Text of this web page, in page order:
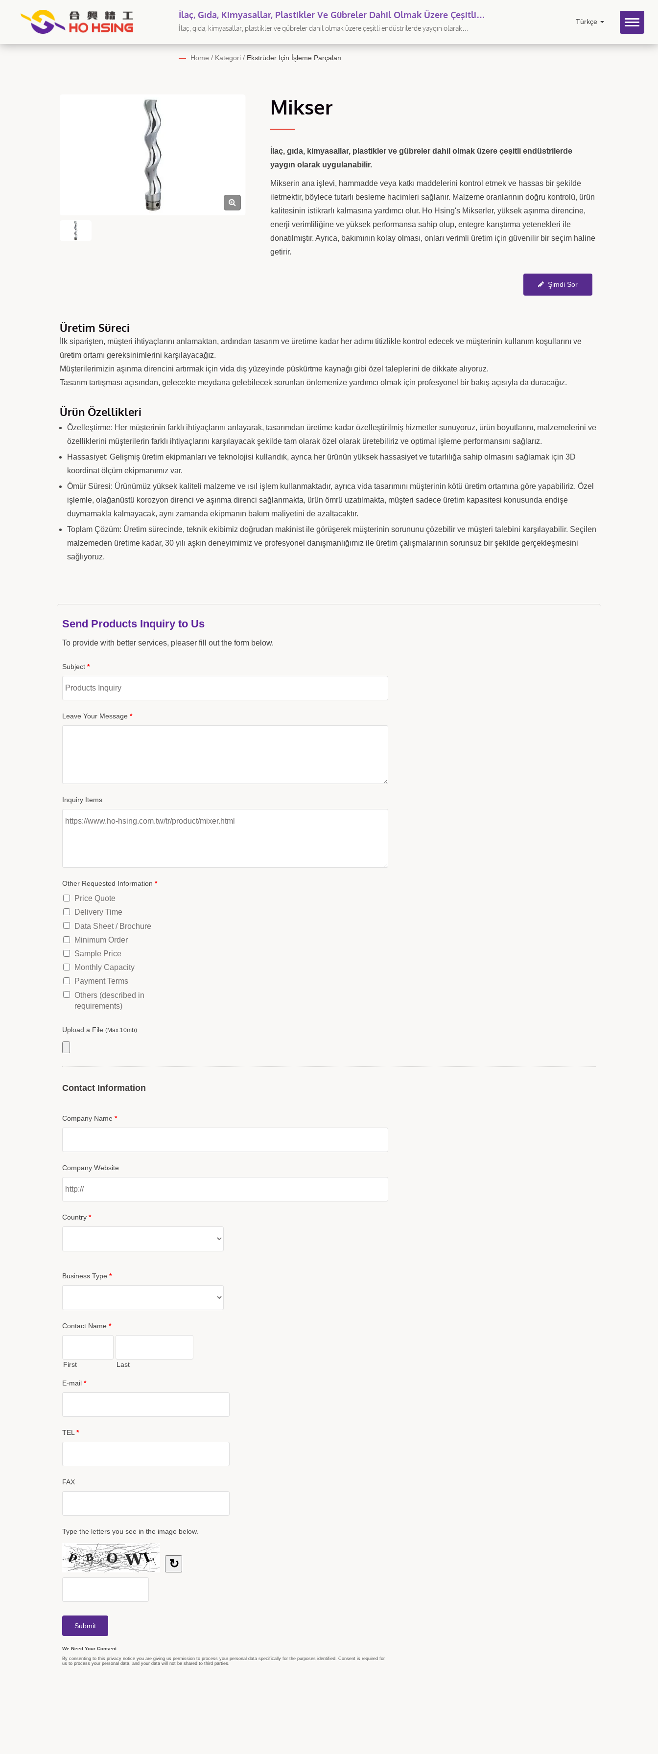
Türkçe
İlaç, Gıda, Kimyasallar, Plastikler Ve Gübreler Dahil Olmak Üzere Çeşitli
Endüstrilerde Yaygın Olarak Uygulanabilir.
İlaç, gıda, kimyasallar, plastikler ve gübreler dahil olmak üzere çeşitli endüstrilerde yaygın olarak
Home / Kategori / Ekstrüder Için İşleme Parçaları
Mikser
İlaç, gıda, kimyasallar, plastikler ve gübreler dahil olmak üzere çeşitli endüstrilerde
yaygın olarak uygulanabilir.
Mikserin ana işlevi, hammadde veya katkı maddelerini kontrol etmek ve hassas bir şekilde
iletmektir, böylece tutarlı besleme hacimleri sağlanır. Malzeme oranlarının doğru kontrolü, ürün
kalitesinin istikrarlı kalmasına yardımcı olur. Ho Hsing's Mikserler, yüksek aşınma direncine,
enerji verimliliğine ve yüksek performansa sahip olup, entegre karıştırma yetenekleri ile
donatılmıştır. Ayrıca, bakımının kolay olması, onları verimli üretim için güvenilir bir seçim haline
getirir.
Şimdi Sor
Üretim Süreci
İlk siparişten, müşteri ihtiyaçlarını anlamaktan, ardından tasarım ve üretime kadar her adımı titizlikle kontrol edecek ve müşterinin kullanım koşullarını ve
üretim ortamı gereksinimlerini karşılayacağız.
Müşterilerimizin aşınma direncini artırmak için vida dış yüzeyinde püskürtme kaynağı gibi özel taleplerini de dikkate alıyoruz.
Tasarım tartışması açısından, gelecekte meydana gelebilecek sorunları önlemenize yardımcı olmak için profesyonel bir bakış açısıyla da duracağız.
Ürün Özellikleri
Özelleştirme: Her müşterinin farklı ihtiyaçlarını anlayarak, tasarımdan üretime kadar özelleştirilmiş hizmetler sunuyoruz, ürün boyutlarını, malzemelerini ve
özelliklerini müşterilerin farklı ihtiyaçlarını karşılayacak şekilde tam olarak özel olarak üretebiliriz ve optimal işleme performansını sağlarız.
Hassasiyet: Gelişmiş üretim ekipmanları ve teknolojisi kullandık, ayrıca her ürünün yüksek hassasiyet ve tutarlılığa sahip olmasını sağlamak için 3D
koordinat ölçüm ekipmanımız var.
Ömür Süresi: Ürünümüz yüksek kaliteli malzeme ve ısıl işlem kullanmaktadır, ayrıca vida tasarımını müşterinin kötü üretim ortamına göre yapabiliriz. Özel
işlemle, olağanüstü korozyon direnci ve aşınma direnci sağlanmakta, ürün ömrü uzatılmakta, müşteri sadece üretim kapasitesi konusunda endişe
duymamakla kalmayacak, aynı zamanda ekipmanın bakım maliyetini de azaltacaktır.
Toplam Çözüm: Üretim sürecinde, teknik ekibimiz doğrudan makinist ile görüşerek müşterinin sorununu çözebilir ve müşteri talebini karşılayabilir. Seçilen
malzemeden üretime kadar, 30 yılı aşkın deneyimimiz ve profesyonel danışmanlığımız ile üretim çalışmalarının sorunsuz bir şekilde gerçekleşmesini
sağlıyoruz.